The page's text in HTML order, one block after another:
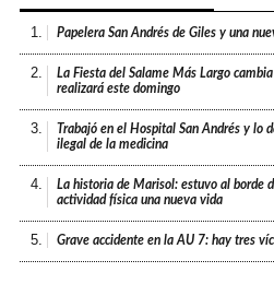
1. Papelera San Andrés de Giles y una
2.
La Fiesta del Salame Más Largo
realizará este domingo
3.
Trabajó en el Hospital San Andrés y lo
ilegal de la medicina
4.
La historia de Marisol: estuvo al borde
actividad física una nueva vida
5. Grave accidente en la AU 7: hay tres